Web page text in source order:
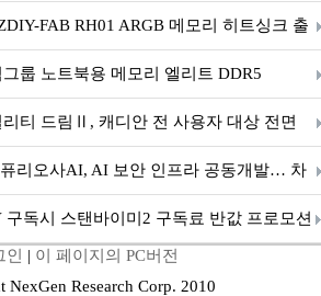
FAB RH01 ARGB 메모리 히트싱크 출
룹 노트북용 메모리 엘리트 DDR5
티 드림Ⅱ, 캐디안 전 사용자 대상 전면
리오사AI, AI 보안 인프라 공동개발… 차
축독시 스탠바이미2 구독료 반값 프로모션
인 | 이 페이지의 PC버전
NexGen Research Corp. 2010